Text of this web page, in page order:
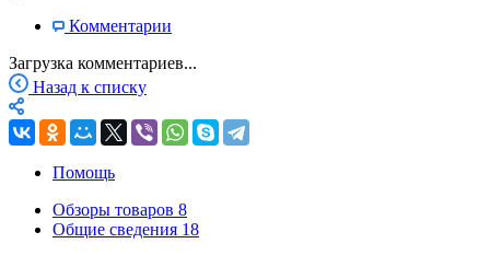
Комментарии
Загрузка комментариев...
Назад к списку
Помощь
Обзоры товаров 8
Общие сведения 18